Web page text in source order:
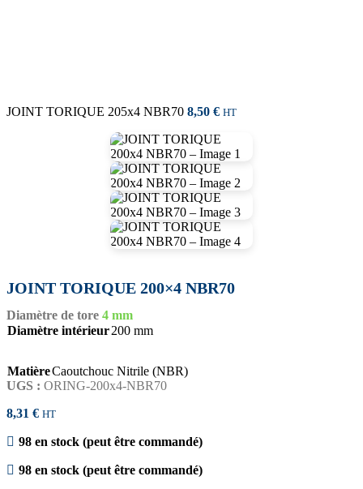
JOINT TORIQUE 205x4 NBR70 8,50 € HT
JOINT TORIQUE 200×4 NBR70
Diamètre de tore 4 mm
Diamètre intérieur200 mm
MatièreCaoutchouc Nitrile (NBR)
UGS : ORING-200x4-NBR70
8,31 € HT
98 en stock (peut être commandé)
98 en stock (peut être commandé)